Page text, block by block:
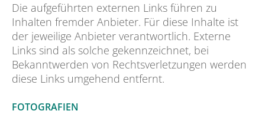
Die aufgeführten externen Links führen zu
Inhalten fremder Anbieter. Für diese Inhalte ist
der jeweilige Anbieter verantwortlich. Externe
Links sind als solche gekennzeichnet, bei
Bekanntwerden von Rechtsverletzungen werden
diese Links umgehend entfernt.
FOTOGRAFIEN